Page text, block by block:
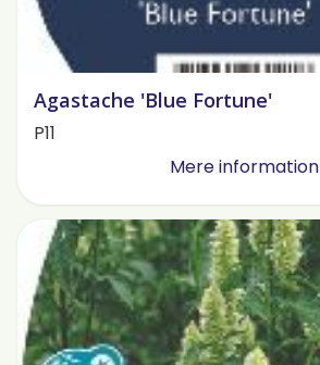
Agastache 'Blue Fortune'
P11
Mere information